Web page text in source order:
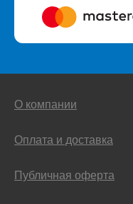
О компании
Оплата и доставка
Публичная оферта